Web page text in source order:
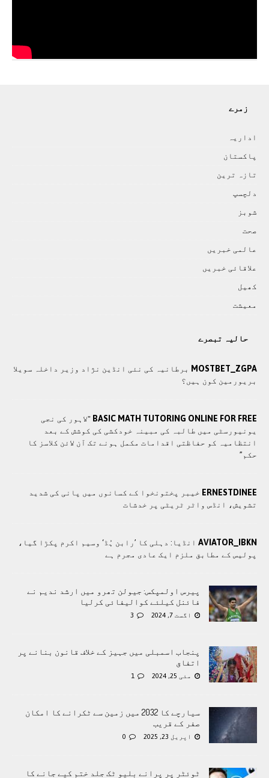
زمرے
اداريہ
پاکستان
تازہ ترين
دلچسپ
شوبز
صحت
عالمی خبريں
علاقائی خبريں
کھيل
معيشت
حالیہ تبصرے
MOSTBET_ZGPA برطانیہ کی نئی انڈین نژاد وزیر داخلہ سویلا
بریورمین کون ہیں؟
BASIC MATH TUTORING ONLINE FOR FREE "لاہور کی نجی
یونیورسٹی میں طالبہ کی مبینہ خودکشی کی کوشش کے بعد
انتظامیہ کو حفاظتی اقدامات مکمل ہونے تک آن لائن کلاسز کا
حکم”
ERNESTDINEE خیبر پختونخوا کے کسانوں میں پانی کی شدید
تشویش، انڈس واٹر ٹریٹی پر خدشات
AVIATOR_IBKN انڈیا: دہلی کا ’رابن ہُڈ‘ وسیم اکرم پکڑا گیا،
پولیس کے مطابق ملزم ایک عادی مجرم ہے
پیرس اولمپکس: جیولن تھرو میں ارشد ندیم نے
فائنل کیلئے کوالیفائی کرلیا
اگست 7, 2024 3
پنجاب اسمبلی میں جہیز کے خلاف قانون بنانے پر
اتفاق
مئی 25, 2024 1
سیارچے کا 2032 میں زمین سے ٹکرانے کا امکان
صفر کے قریب
اپریل 23, 2025 0
ٹوئٹر پر پرانے بلیو ٹک جلد ختم کیے جانے کا